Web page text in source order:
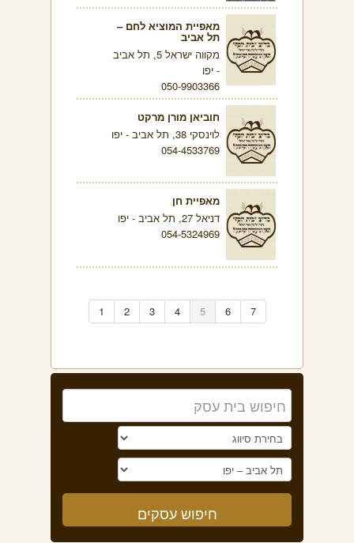
מאפיית המוציא לחם –
תל אביב
מקווה ישראל 5, תל אביב
- יפו
050-9903366
חוביאן מורן מרקט
לוינסקי 38, תל אביב - יפו
054-4533769
מאפיית חן
דניאל 27, תל אביב - יפו
054-5324969
1 2 3 4 5 6 7